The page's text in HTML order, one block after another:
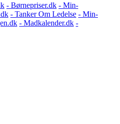
- Børnepriser.dk - Min-
- Tanker Om Ledelse - Min-
- Madkalender.dk -